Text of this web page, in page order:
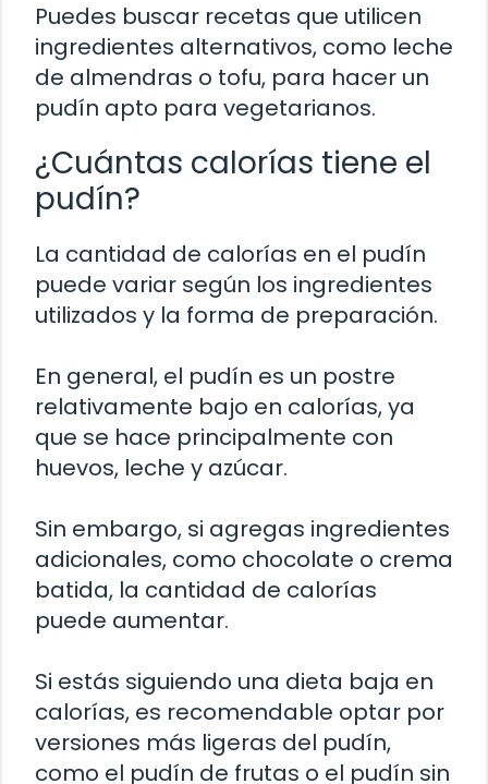
Puedes buscar recetas que utilicen
ingredientes alternativos, como leche
de almendras o tofu, para hacer un
pudín apto para vegetarianos.
¿Cuántas calorías tiene el
pudín?
La cantidad de calorías en el pudín
puede variar según los ingredientes
utilizados y la forma de preparación.
En general, el pudín es un postre
relativamente bajo en calorías, ya
que se hace principalmente con
huevos, leche y azúcar.
Sin embargo, si agregas ingredientes
adicionales, como chocolate o crema
batida, la cantidad de calorías
puede aumentar.
Si estás siguiendo una dieta baja en
calorías, es recomendable optar por
versiones más ligeras del pudín,
como el pudín de frutas o el pudín sin